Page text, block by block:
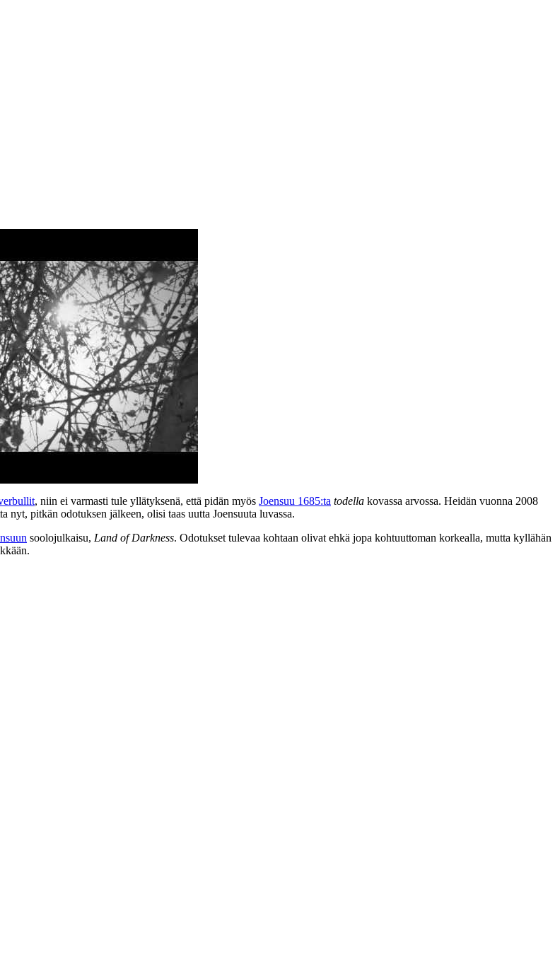
, niin ei varmasti tule yllätyksenä, että pidän myös Joensuu 1685:ta todella kovassa arvossa. Heidän vuonna 2008
pitkän odotuksen jälkeen, olisi taas uutta Joensuuta luvassa.
soolojulkaisu, Land of Darkness. Odotukset tulevaa kohtaan olivat ehkä jopa kohtuuttoman korkealla, mutta kyllähän